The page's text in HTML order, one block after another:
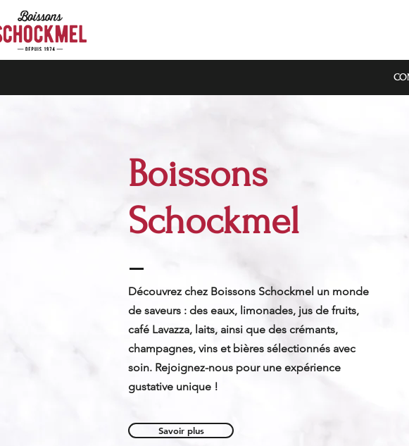
Boissons
Schockmel
Découvrez chez Boissons Schockmel un monde
de saveurs : des eaux, limonades, jus de fruits,
café Lavazza, laits, ainsi que des crémants,
champagnes, vins et bières sélectionnés avec
soin. Rejoignez-nous pour une expérience
gustative unique !
Savoir plus